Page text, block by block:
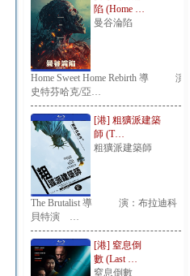
陷 (Home …
曼谷淪陷
Home Sweet Home Rebirth 導 演：
史特芬哈克/亞…
[港] 粗獷派建築
師 (T…
粗獷派建築師
The Brutalist 導 演：布拉迪科
貝特演 …
[港] 窒息倒
數 (Last …
窒息倒數